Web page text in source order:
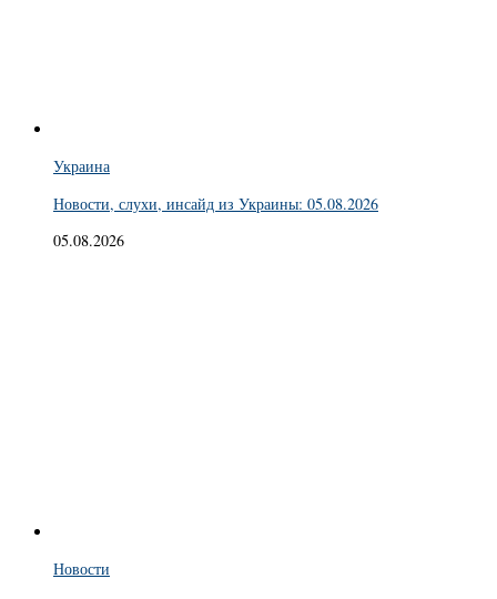
Украина
Новости, слухи, инсайд из Украины: 05.08.2026
05.08.2026
Новости